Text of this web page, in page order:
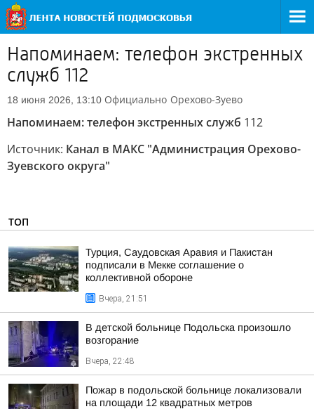
Напоминаем: телефон экстренных
служб 112
18 июня 2026, 13:10 Официально Орехово-Зуево
Напоминаем: телефон экстренных служб 112
Источник: Канал в МАКС "Администрация Орехово-
Зуевского округа"
ТОП
Турция, Саудовская Аравия и Пакистан
подписали в Мекке соглашение о
коллективной обороне
Вчера, 21:51
В детской больнице Подольска произошло
возгорание
Вчера, 22:48
Пожар в подольской больнице локализовали
на площади 12 квадратных метров